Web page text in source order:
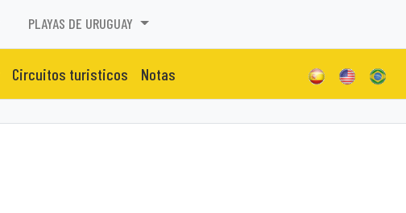
PLAYAS DE URUGUAY
Circuitos turisticos Notas